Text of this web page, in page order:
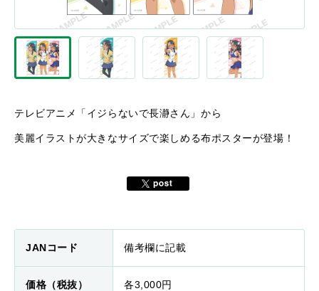
テレビアニメ「イジらないで長瀞さん」から
美麗イラストが大きなサイズで楽しめる布ポスターが登場！
JANコード 備考欄に記載
価格（税抜） 各3,000円